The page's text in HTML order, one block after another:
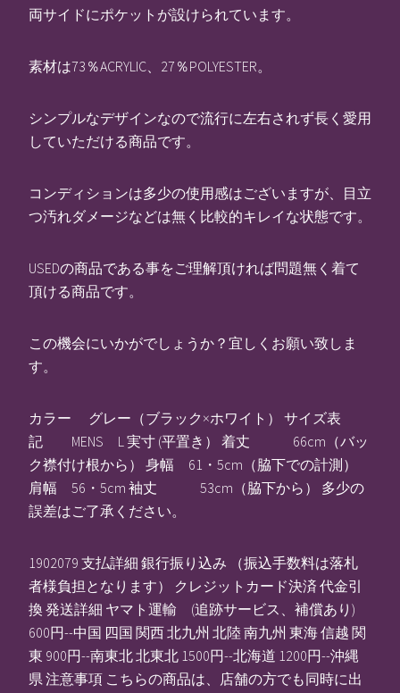
両サイドにポケットが設けられています。
素材は73％ACRYLIC、27％POLYESTER。
シンプルなデザインなので流行に左右されず長く愛用
していただける商品です。
コンディションは多少の使用感はございますが、目立
つ汚れダメージなどは無く比較的キレイな状態です。
USEDの商品である事をご理解頂ければ問題無く着て
頂ける商品です。
この機会にいかがでしょうか？宜しくお願い致しま
す。
カラー グレー（ブラック×ホワイト） サイズ表
記 MENS L 実寸 (平置き） 着丈 66cm（バッ
ク襟付け根から） 身幅 61・5cm（脇下での計測）
肩幅 56・5cm 袖丈 53cm（脇下から） 多少の
誤差はご了承ください。
1902079 支払詳細 銀行振り込み （振込手数料は落札
者様負担となります） クレジットカード決済 代金引
換 発送詳細 ヤマト運輸 (追跡サービス、補償あり)
600円--中国 四国 関西 北九州 北陸 南九州 東海 信越 関
東 900円--南東北 北東北 1500円--北海道 1200円--沖縄
県 注意事項 こちらの商品は、店舗の方でも同時に出